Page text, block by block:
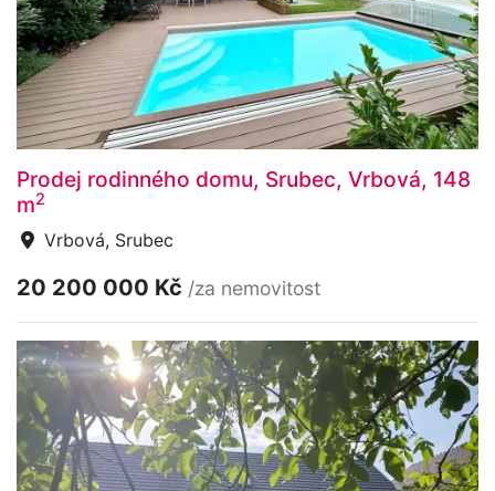
Prodej rodinného domu, Srubec, Vrbová, 148
m2
Vrbová, Srubec
20 200 000 Kč /za nemovitost